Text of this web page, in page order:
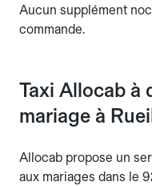
Aucun supplément
commande.
Taxi Allocab à
mariage à
Allocab propose un
aux mariages dans le